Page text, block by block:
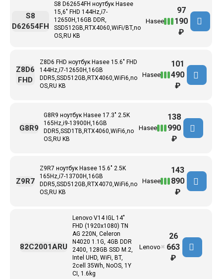
S8 D62654FH ноутбук Hasee
15,6" FHD 144Hz,i7-
12650H,16GB DDR,
SSD512GB,RTX4060,WiFi/BT,no
OS,RU KB
Hasee
S8
D62654FH
97
190
₽
Z8D6 FHD ноутбук Hasee 15.6" FHD
144Hz,i7-12650H,16GB
DDR5,SSD512GB,RTX4060,WiFi6,no
OS,RU KB
Hasee
Z8D6
FHD
101
490
₽
G8R9 ноутбук Hasee 17.3" 2.5K
165Hz,i9-13900H,16GB
DDR5,SSD1TB,RTX4060,WiFi6,no
OS,RU KB
Hasee
G8R9
138
990
₽
Z9R7 ноутбук Hasee 15.6" 2.5K
165Hz,i7-13700H,16GB
DDR5,SSD512GB,RTX4070,WiFi6,no
OS,RU KB
Hasee
Z9R7
143
890
₽
Lenovo V14 IGL 14"
FHD (1920x1080) TN
AG 220N, Celeron
N4020 1.1G, 4GB DDR
2400, 128GB SSD M.2,
Intel UHD, WiFi, BT,
2cell 35Wh, NoOS, 1Y
CI, 1.6kg
Lenovo
82C2001ARU ✖
26
663
₽